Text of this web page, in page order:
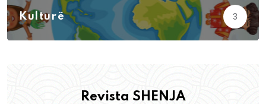
Kulturë 3
Revista SHENJA